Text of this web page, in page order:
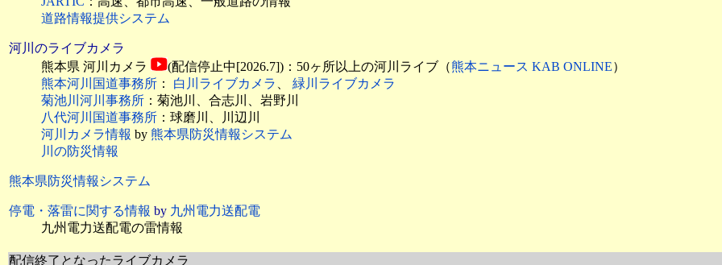
道路情報提供システム
河川のライブカメラ
熊本県 河川カメラ
(配信停止中[2026.7])：50ヶ所以上の河川ライブ（熊本ニュース KAB ONLINE）
熊本河川国道事務所 ： 白川ライブカメラ 、 緑川ライブカメラ
菊池川河川事務所 ：菊池川、合志川、岩野川
八代河川国道事務所 ：球磨川、川辺川
河川カメラ情報 by 熊本県防災情報システム
川の防災情報
熊本県防災情報システム
停電・落雷に関する情報 by 九州電力送配電
九州電力送配電の雷情報
配信終了となったライブカメラ